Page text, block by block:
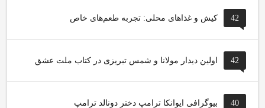
42 کیش و غذاهای محلی: تجربه طعم‌های خاص
42 اولین دیدار مولانا و شمس تبریزی در کتاب ملت عشق
40 بیوگرافی ایوانکا ترامپ دختر دونالد ترامپ